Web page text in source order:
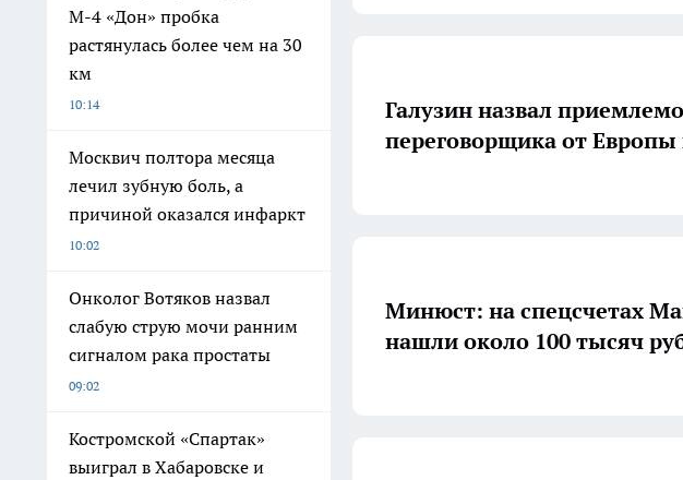
М-4 «Дон» пробка
растянулась более чем на 30
км
10:14
Москвич полтора месяца
лечил зубную боль, а
причиной оказался инфаркт
10:02
Онколог Вотяков назвал
слабую струю мочи ранним
сигналом рака простаты
09:02
Костромской «Спартак»
выиграл в Хабаровске и
Галузин назвал
переговорщика от Европы
Минюст: на спецсчетах
нашли около 100 тысяч